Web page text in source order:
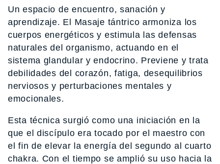
Un espacio de encuentro, sanación y
aprendizaje. El Masaje tántrico armoniza los
cuerpos energéticos y estimula las defensas
naturales del organismo, actuando en el
sistema glandular y endocrino. Previene y trata
debilidades del corazón, fatiga, desequilibrios
nerviosos y perturbaciones mentales y
emocionales.
Esta técnica surgió como una iniciación en la
que el discípulo era tocado por el maestro con
el fin de elevar la energía del segundo al cuarto
chakra. Con el tiempo se amplió su uso hacia la